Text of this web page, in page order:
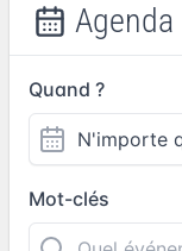
Agenda
Quand ?
Mot-clés